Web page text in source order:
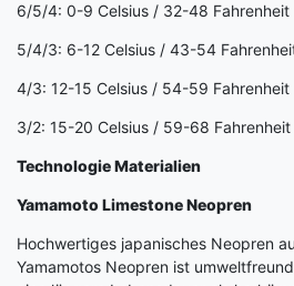
6/5/4: 0-9 Celsius / 32-48 Fahrenheit
5/4/3: 6-12 Celsius / 43-54
4/3: 12-15 Celsius / 54-59 Fahrenheit
3/2: 15-20 Celsius / 59-68 Fahrenheit
Technologie Materialien
Yamamoto Limestone Neopren
Hochwertiges japanisches Neopren
Yamamotos Neopren ist